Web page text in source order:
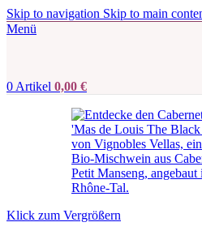
Skip to navigation Skip to main
Menü
0 Artikel 0,00 €
Klick zum Vergrößern